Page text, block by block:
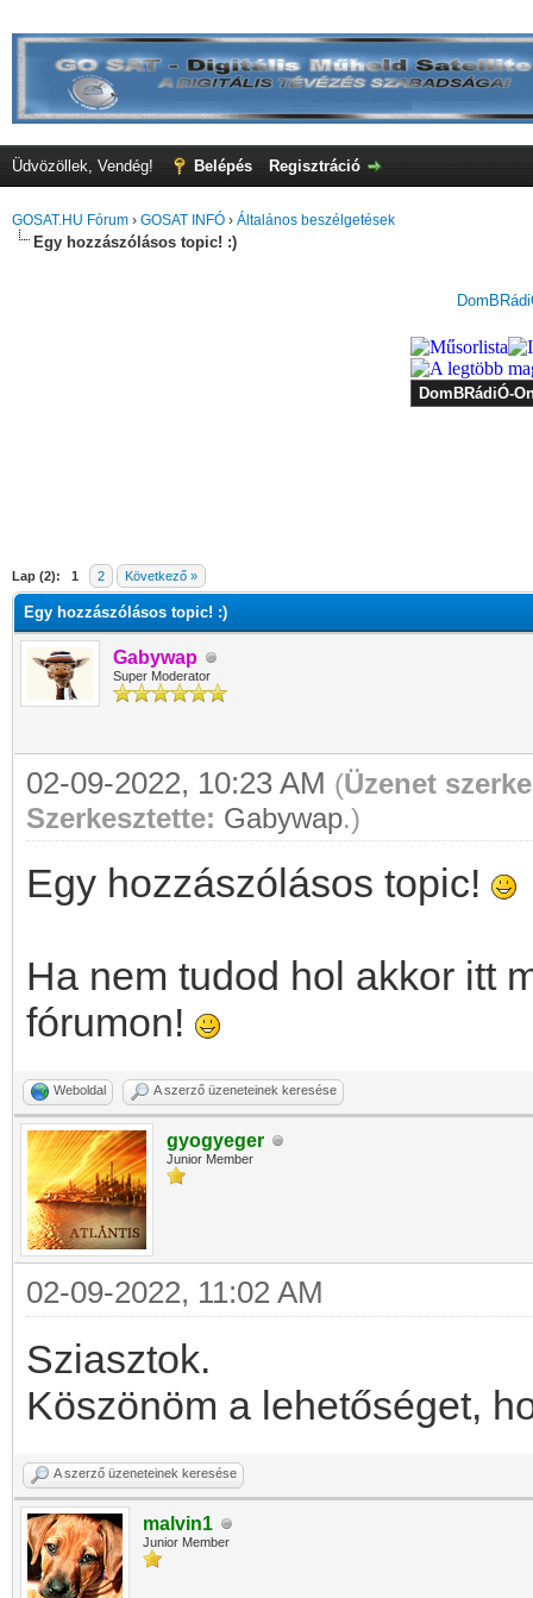
Üdvözöllek, Vendég! Belépés Regisztráció
GOSAT.HU Fórum › GOSAT INFÓ › Általános beszélgetések
Egy hozzászólásos topic! :)
Lap (2): 1 2 Következő »
Egy hozzászólásos topic! :)
Gabywap
Super Moderator
02-09-2022, 10:23 AM (Üzenet
Szerkesztette: Gabywap.)
Egy hozzászólásos topic!
Ha nem tudod hol akkor itt
fórumon!
Weboldal A szerző üzeneteinek keresése
gyogyeger
Junior Member
02-09-2022, 11:02 AM
Sziasztok.
Köszönöm a lehetőséget,
A szerző üzeneteinek keresése
malvin1
Junior Member